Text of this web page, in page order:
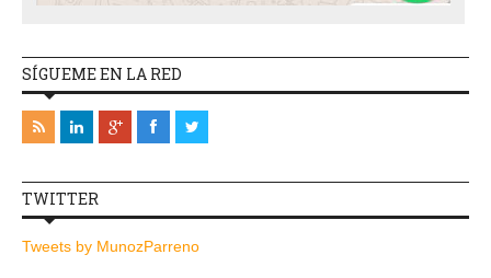
SÍGUEME EN LA RED
TWITTER
Tweets by MunozParreno